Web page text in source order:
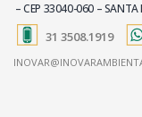
– CEP 33040-060 – SANTA
31 3508.1919